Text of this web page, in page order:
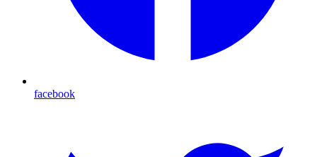
facebook